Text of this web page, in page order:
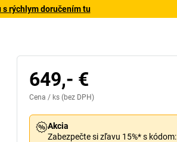
rýchlym doručením tu
649,- €
Cena / ks (bez DPH)
Akcia
Zabezpečte si zľavu 15%* s kódom: